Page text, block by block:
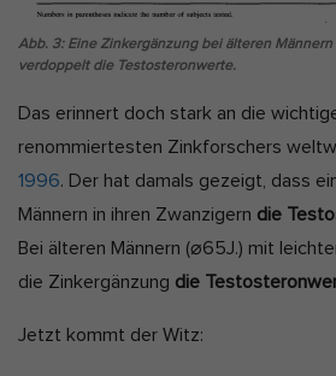
Abb. 3: Eine Zinkergänzung bei älteren
verdoppelt die Testosteronwerte.
Das erinnert doch stark an die
renommiertesten Zinkforschers
1996. Der hat damals gezeigt, dass
Männern in ihren Zwanzigern die
Bei älteren Männern (⌀65J.) mit
die Zinkergänzung die
Jetzt kommt der Witz: